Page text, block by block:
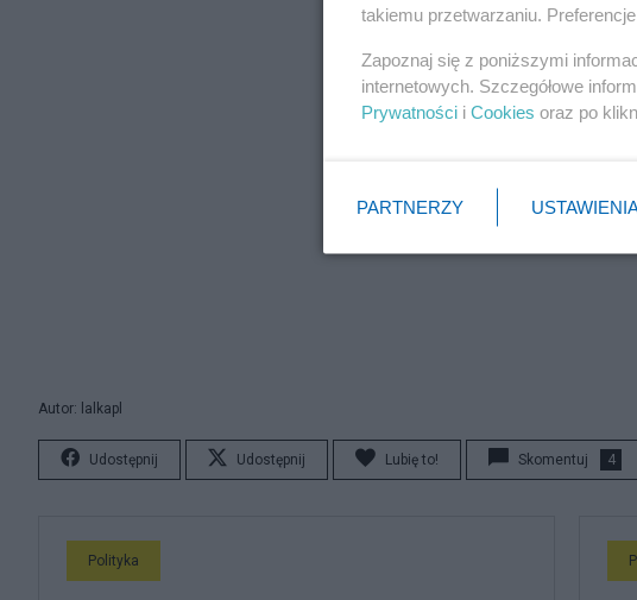
Autor: lalkapl
Udostępnij Udostępnij Lubię to! Skomentuj 4
Polityka
takiemu przetwarzaniu.
Zapoznaj się z poniższymi
internetowych. Szczegółowe
Prywatności i Cookies oraz po
PARTNERZY USTAWIENIA